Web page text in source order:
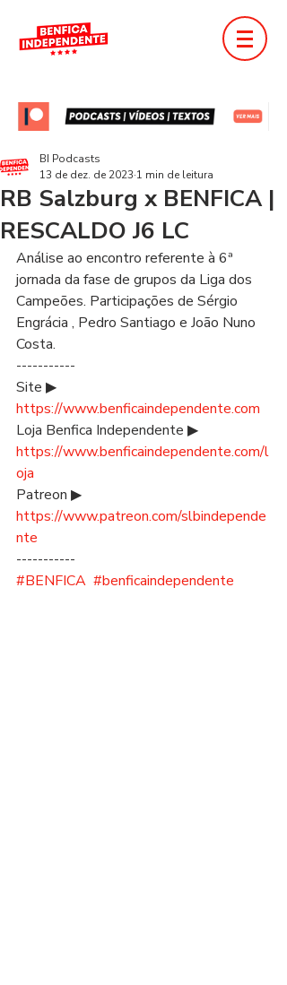
RB Salzburg x BENFICA |
RESCALDO J6 LC
BI Podcasts
13 de dez. de 2023 1 min de leitura
Análise ao encontro referente à 6ª
jornada da fase de grupos da Liga dos
Campeões. Participações de Sérgio
Engrácia , Pedro Santiago e João Nuno
Costa.
-----------
Site ▶
https://www.benficaindependente.com
Loja Benfica Independente ▶
https://www.benficaindependente.com/l
oja
Patreon ▶
https://www.patreon.com/slbindepende
nte
-----------
#BENFICA #benficaindependente